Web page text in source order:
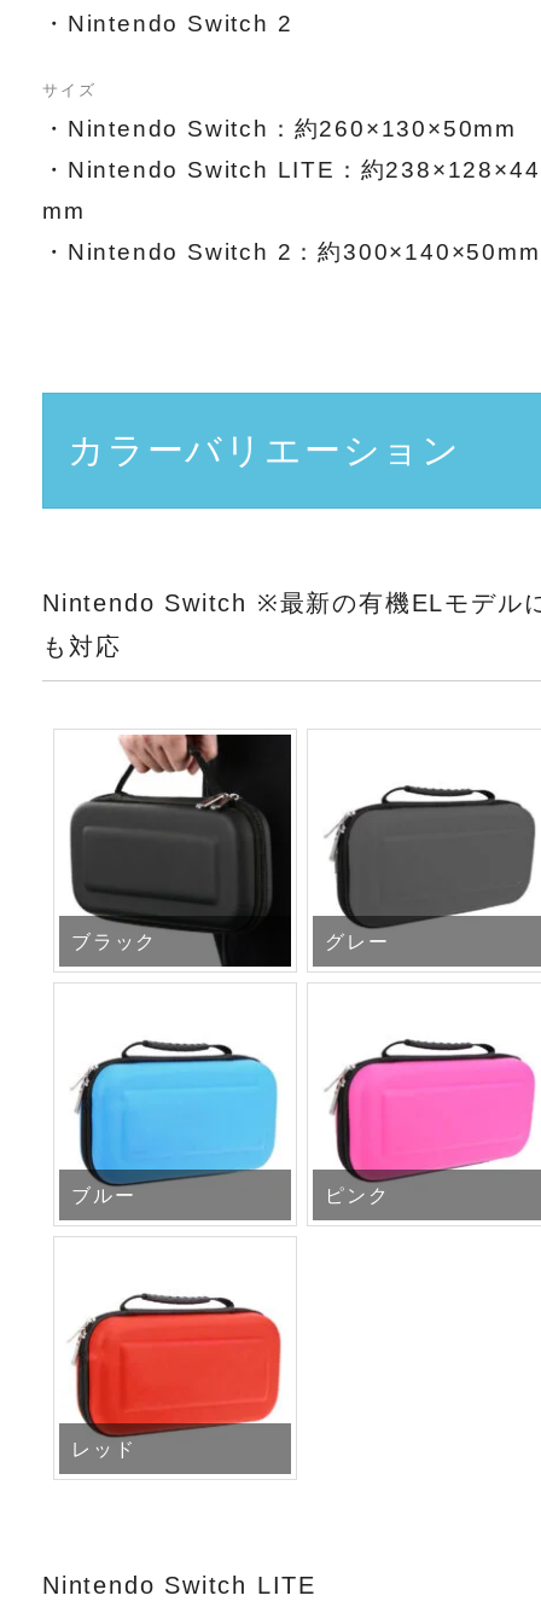
・Nintendo Switch 2
サイズ
・Nintendo Switch：約260×130×50mm
・Nintendo Switch LITE：約238×128×44
mm
・Nintendo Switch 2：約300×140×50mm
カラーバリエーション
Nintendo Switch ※最新の有機ELモデル
も対応
ブラック グレー
ブルー ピンク
レッド
Nintendo Switch LITE